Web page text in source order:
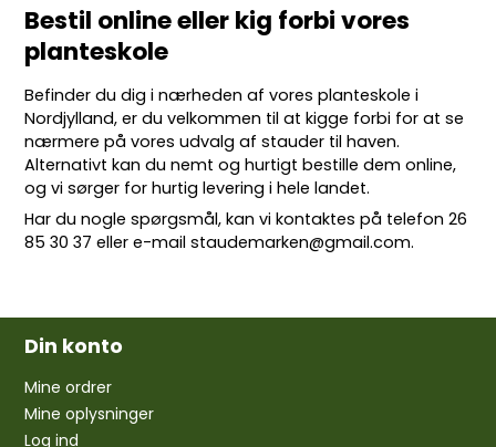
Bestil online eller kig forbi vores
planteskole
Befinder du dig i nærheden af vores planteskole i
Nordjylland, er du velkommen til at kigge forbi for at se
nærmere på vores udvalg af stauder til haven.
Alternativt kan du nemt og hurtigt bestille dem online,
og vi sørger for hurtig levering i hele landet.
Har du nogle spørgsmål, kan vi kontaktes på telefon26
85 30 37 eller e-mailstaudemarken@gmail.com.
Din konto
Mine ordrer
Mine oplysninger
Log ind